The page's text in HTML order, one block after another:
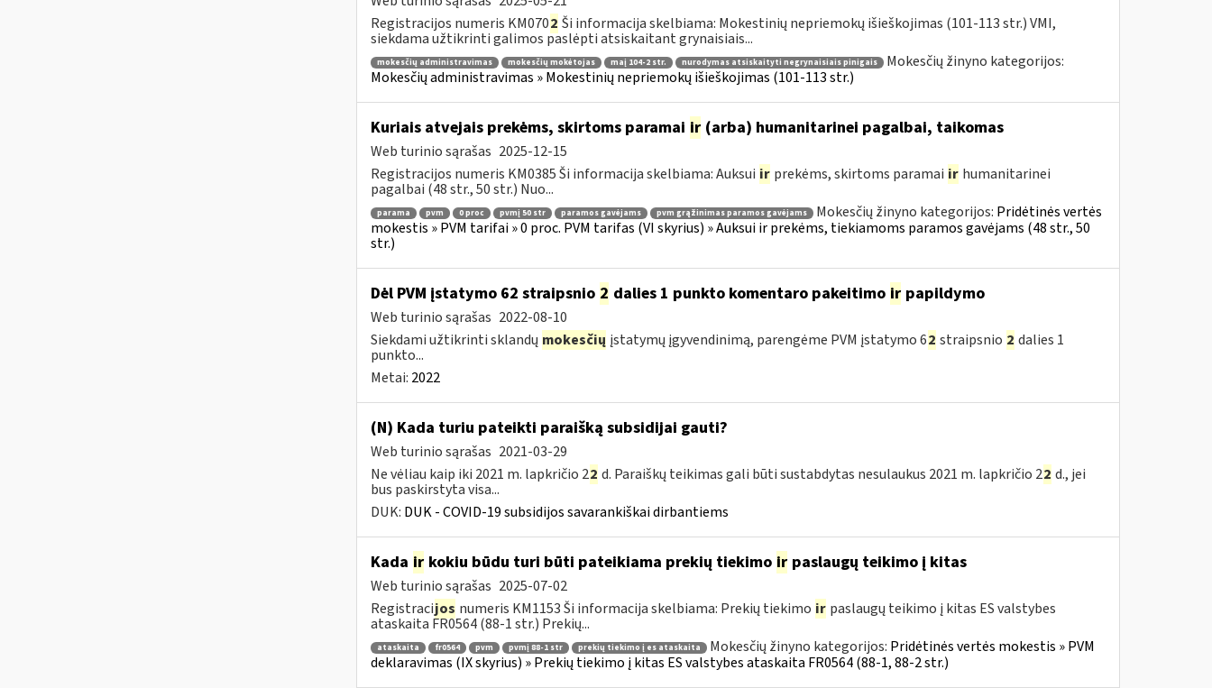
Registracijos numeris KM0702 Ši informacija skelbiama: Mokestinių nepriemokų išieškojimas (101-113 str.) VMI,
siekdama užtikrinti galimos paslėpti atsiskaitant grynaisiais...
mokesčių administravimas mokesčių mokėtojas maį 104-2 str. nurodymas atsiskaityti negrynaisiais pinigais
Mokesčių žinyno kategorijos:
Mokesčių administravimas » Mokestinių nepriemokų išieškojimas (101-113 str.)
Kuriais atvejais prekėms, skirtoms paramai ir(arba) humanitarinei pagalbai, taikomas
Web turinio sąrašas 2025-12-15
Registracijos numeris KM0385 Ši informacija skelbiama: Auksui ir prekėms, skirtoms paramai ir humanitarinei
pagalbai (48 str., 50 str.) Nuo...
parama pvm 0 proc pvmį 50 str paramos gavėjams pvm grąžinimas paramos gavėjams Mokesčių žinyno kategorijos: Pridėtinės vertės
mokestis » PVM tarifai » 0 proc. PVM tarifas (VI skyrius) » Auksui ir prekėms, tiekiamoms paramos gavėjams (48 str., 50
str.)
Dėl PVM įstatymo 62 straipsnio 2 dalies 1 punkto komentaro pakeitimo irpapildymo
Web turinio sąrašas 2022-08-10
Siekdami užtikrinti sklandų mokesčių įstatymų įgyvendinimą, parengėme PVM įstatymo 62 straipsnio 2 dalies 1
punkto...
Metai: 2022
(N) Kada turiu pateikti paraišką subsidijai gauti?
Web turinio sąrašas 2021-03-29
Ne vėliau kaip iki 2021 m. lapkričio 22 d. Paraiškų teikimas gali būti sustabdytas nesulaukus 2021 m. lapkričio 22 d., jei
bus paskirstyta visa...
DUK: DUK - COVID-19 subsidijos savarankiškai dirbantiems
Kada irkokiu būdu turi būti pateikiama prekių tiekimo irpaslaugų teikimo į kitas
Web turinio sąrašas 2025-07-02
Registracijos numeris KM1153 Ši informacija skelbiama: Prekių tiekimo ir paslaugų teikimo į kitas ES valstybes
ataskaita FR0564 (88-1 str.) Prekių...
ataskaita fr0564 pvm pvmį 88-1 str prekių tiekimo į es ataskaita Mokesčių žinyno kategorijos: Pridėtinės vertės mokestis » PVM
deklaravimas (IX skyrius) » Prekių tiekimo į kitas ES valstybes ataskaita FR0564 (88-1, 88-2 str.)